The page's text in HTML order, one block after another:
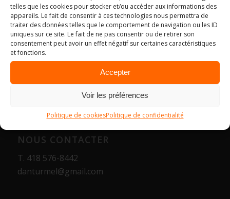
telles que les cookies pour stocker et/ou accéder aux informations des
appareils. Le fait de consentir à ces technologies nous permettra de
traiter des données telles que le comportement de navigation ou les ID
uniques sur ce site. Le fait de ne pas consentir ou de retirer son
consentement peut avoir un effet négatif sur certaines caractéristiques
et fonctions.
Accepter
Voir les préférences
Politique de cookiesPolitique de confidentialité
NOUS CONTACTER
T. 418 576-8442
danturmel@gmail.com